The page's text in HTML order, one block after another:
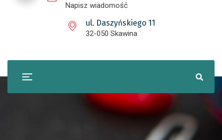
Napisz wiadomość
ul. Daszyńskiego 11
32-050 Skawina